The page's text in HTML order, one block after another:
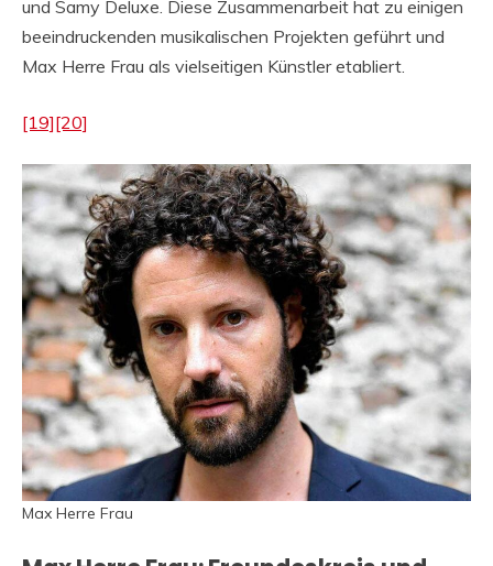
und Samy Deluxe. Diese Zusammenarbeit hat zu einigen
beeindruckenden musikalischen Projekten geführt und
Max Herre Frau als vielseitigen Künstler etabliert.
[19][20]
Max Herre Frau